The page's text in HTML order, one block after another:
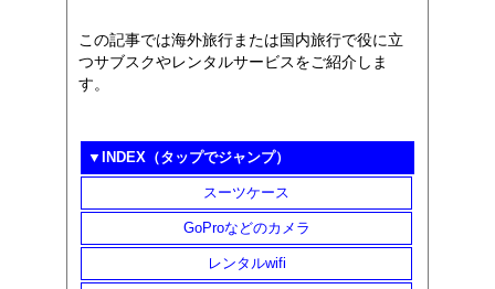
この記事では海外旅行または国内旅行で役に立
つサブスクやレンタルサービスをご紹介しま
す。
▼INDEX（タップでジャンプ）
スーツケース
GoProなどのカメラ
レンタルwifi